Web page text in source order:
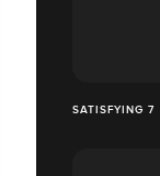
SATISFYING 7